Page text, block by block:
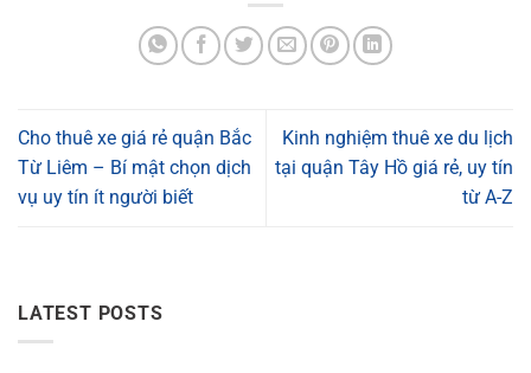
Cho thuê xe giá rẻ quận Bắc
Từ Liêm – Bí mật chọn dịch
vụ uy tín ít người biết
Kinh nghiệm thuê xe du lịch
tại quận Tây Hồ giá rẻ, uy tín
từ A-Z
LATEST POSTS